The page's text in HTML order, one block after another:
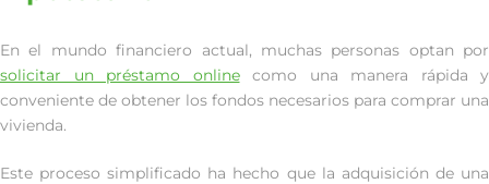
En el mundo financiero actual, muchas personas optan por
solicitar un préstamo onlinecomo una manera rápida y
conveniente de obtener los fondos necesarios para comprar una
vivienda.
Este proceso simplificado ha hecho que la adquisición de una